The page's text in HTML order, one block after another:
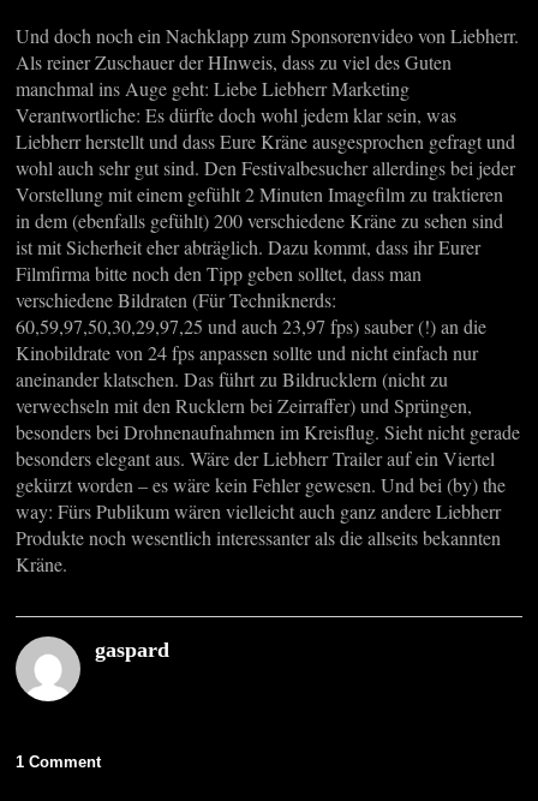
Und doch noch ein Nachklapp zum Sponsorenvideo von Liebherr.
Als reiner Zuschauer der HInweis, dass zu viel des Guten
manchmal ins Auge geht: Liebe Liebherr Marketing
Verantwortliche: Es dürfte doch wohl jedem klar sein, was
Liebherr herstellt und dass Eure Kräne ausgesprochen gefragt und
wohl auch sehr gut sind. Den Festivalbesucher allerdings bei jeder
Vorstellung mit einem gefühlt 2 Minuten Imagefilm zu traktieren
in dem (ebenfalls gefühlt) 200 verschiedene Kräne zu sehen sind
ist mit Sicherheit eher abträglich. Dazu kommt, dass ihr Eurer
Filmfirma bitte noch den Tipp geben solltet, dass man
verschiedene Bildraten (Für Techniknerds:
60,59,97,50,30,29,97,25 und auch 23,97 fps) sauber (!) an die
Kinobildrate von 24 fps anpassen sollte und nicht einfach nur
aneinander klatschen. Das führt zu Bildrucklern (nicht zu
verwechseln mit den Rucklern bei Zeirraffer) und Sprüngen,
besonders bei Drohnenaufnahmen im Kreisflug. Sieht nicht gerade
besonders elegant aus. Wäre der Liebherr Trailer auf ein Viertel
gekürzt worden – es wäre kein Fehler gewesen. Und bei (by) the
way: Fürs Publikum wären vielleicht auch ganz andere Liebherr
Produkte noch wesentlich interessanter als die allseits bekannten
Kräne.
gaspard
1 Comment